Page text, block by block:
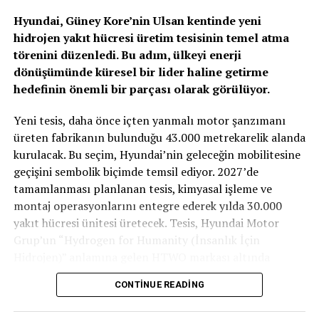
Sport ile Yere Basıyor
Türkiye’nin otomobiliTOGG T10Xgibi yüksek tork
değerlerine sahip elektrikli araçlarda, lastiğin zemine
tutunma kabiliyeti çok daha kritiktir.E-carturkiyeekibi
olarak bizzat deneyimlediğimizPetlas Snowmaster 2
Sport, performans odaklı yapısıyla elektrikli araçların
Hyundai, Güney Kore’nin Ulsan kentinde yeni
hidrojen yakıt hücresi üretim tesisinin temel atma
törenini düzenledi. Bu adım, ülkeyi enerji
dönüşümünde küresel bir lider haline getirme
hedefinin önemli bir parçası olarak görülüyor.
Yeni tesis, daha önce içten yanmalı motor şanzımanı
üreten fabrikanın bulunduğu 43.000 metrekarelik alanda
kurulacak. Bu seçim, Hyundai’nin geleceğin mobilitesine
geçişini sembolik biçimde temsil ediyor. 2027’de
tamamlanması planlanan tesis, kimyasal işleme ve
montaj operasyonlarını entegre ederek yılda 30.000
yakıt hücresi ünitesi üretecek. Tesis, Hyundai Motor
Grup’un “Hydrogen for Humanity (İnsanlık İçin
faaliyet gösterecek.
CONTINUE READING